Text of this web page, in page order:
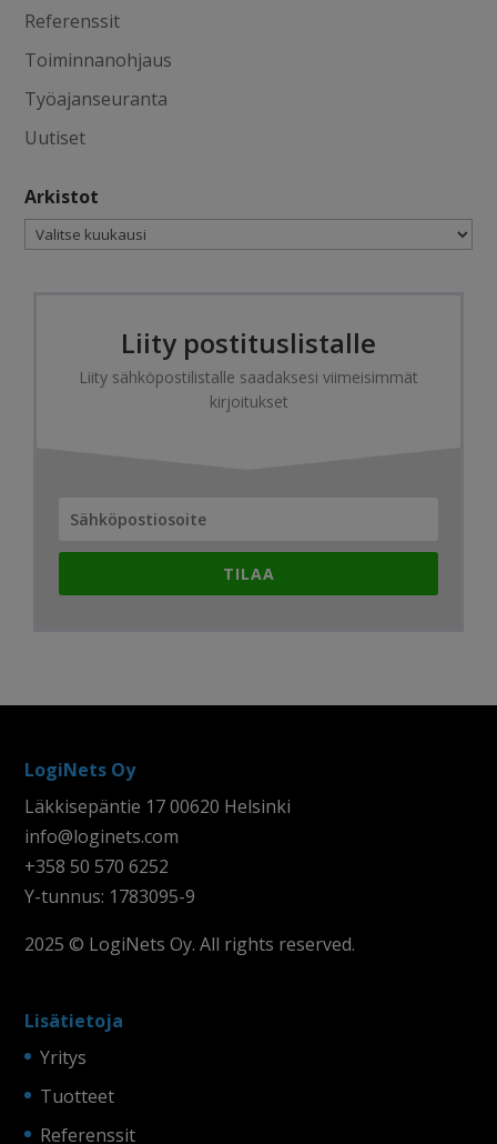
Referenssit
Toiminnanohjaus
Työajanseuranta
Uutiset
Arkistot
Arkistot
Liity postituslistalle
Liity sähköpostilistalle saadaksesi viimeisimmät
kirjoitukset
TILAA
LogiNets Oy
Läkkisepäntie 17 00620 Helsinki
info@loginets.com
+358 50 570 6252
Y-tunnus: 1783095-9
2025 © LogiNets Oy. All rights reserved.
Lisätietoja
Yritys
Tuotteet
Referenssit